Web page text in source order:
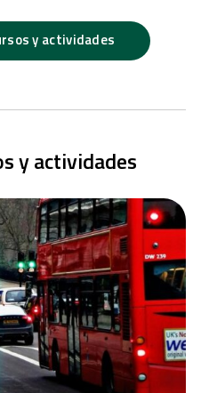
y actividades
y actividades